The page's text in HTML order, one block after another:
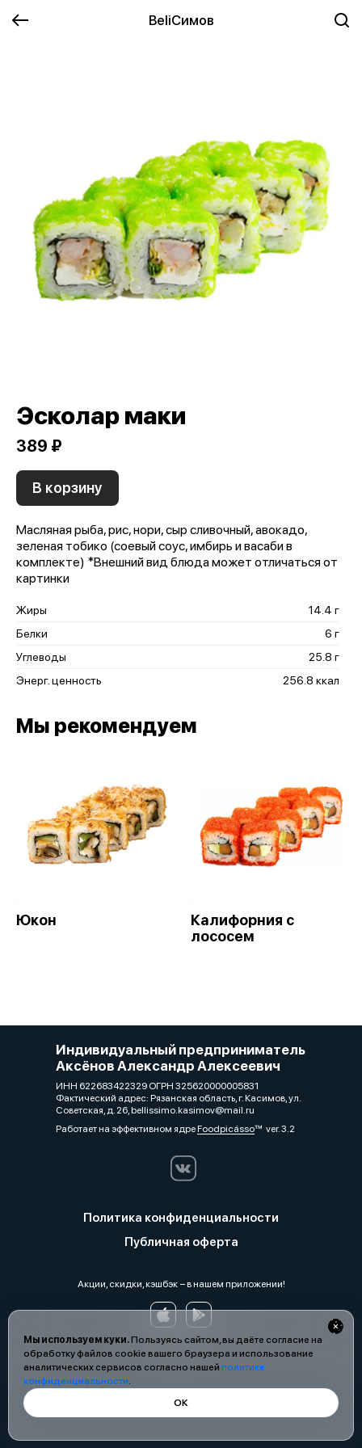
BeliСимов
Мы используем куки.Пользуясь сайтом, вы даёте согласие на
обработку файлов cookie вашего браузера и использование
аналитических сервисов согласно нашей политике
конфиденциальности.
ОК
Эсколар маки
389 ₽
В корзину
Масляная рыба, рис, нори, сыр сливочный, авокадо,
зеленая тобико (соевый соус, имбирь и васаби в
комплекте) *Внешний вид блюда может отличаться от
картинки
Жиры
14.4 г
Белки
6 г
Углеводы
25.8 г
Энерг. ценность
256.8 ккал
Мы рекомендуем
Юкон
Калифорния с
лососем
Индивидуальный предприниматель
Аксёнов Александр Алексеевич
ИНН 622683422329 ОГРН 325620000005831
Фактический адрес: Рязанская область, г. Касимов, ул.
Советская, д. 26, bellissimo.kasimov@mail.ru
Работает на эффективном ядреFoodpicássover. 3.2
Политика конфиденциальности
Публичная оферта
Акции, скидки, кэшбэк − в нашем приложении!